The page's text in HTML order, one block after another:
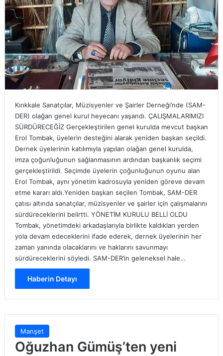
Kırıkkale Sanatçılar, Müzisyenler ve Şairler Derneği’nde (SAM-
DER) olağan genel kurul heyecanı yaşandı. ÇALIŞMALARIMIZI
SÜRDÜRECEĞİZ Gerçekleştirilen genel kurulda mevcut başkan
Erol Tombak, üyelerin desteğini alarak yeniden başkan seçildi.
Dernek üyelerinin katılımıyla yapılan olağan genel kurulda,
imza çoğunluğunun sağlanmasının ardından başkanlık seçimi
gerçekleştirildi. Seçimde üyelerin çoğunluğunun oyunu alan
Erol Tombak, aynı yönetim kadrosuyla yeniden göreve devam
etme kararı aldı.Yeniden başkan seçilen Tombak, SAM-DER
çatısı altında sanatçılar, müzisyenler ve şairler için çalışmalarını
sürdüreceklerini belirtti. YÖNETİM KURULU BELLİ OLDU
Tombak, yönetimdeki arkadaşlarıyla birlikte kaldıkları yerden
yola devam edeceklerini ifade ederek, dernek üyelerinin her
zaman yanında olacaklarını ve haklarını savunmayı
sürdüreceklerini söyledi. SAM-DER’in geleneksel hale…
Haberin Detayı
Manşet
Oğuzhan Gümüş’ten yeni